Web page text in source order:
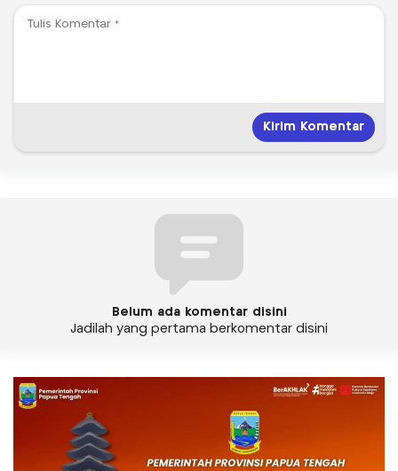
Belum ada komentar disini
Jadilah yang pertama berkomentar disini